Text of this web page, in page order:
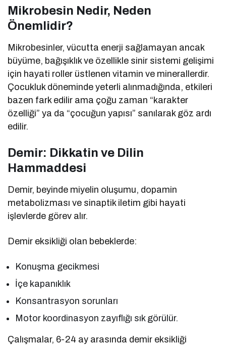
Mikrobesin Nedir, Neden
Önemlidir?
Mikrobesinler, vücutta enerji sağlamayan ancak
büyüme, bağışıklık ve özellikle sinir sistemi gelişimi
için hayati roller üstlenen vitamin ve minerallerdir.
Çocukluk döneminde yeterli alınmadığında, etkileri
bazen fark edilir ama çoğu zaman “karakter
özelliği” ya da “çocuğun yapısı” sanılarak göz ardı
edilir.
Demir: Dikkatin ve Dilin
Hammaddesi
Demir, beyinde miyelin oluşumu, dopamin
metabolizması ve sinaptik iletim gibi hayati
işlevlerde görev alır.
Demir eksikliği olan bebeklerde:
Konuşma gecikmesi
İçe kapanıklık
Konsantrasyon sorunları
Motor koordinasyon zayıflığı sık görülür.
Çalışmalar, 6-24 ay arasında demir eksikliği